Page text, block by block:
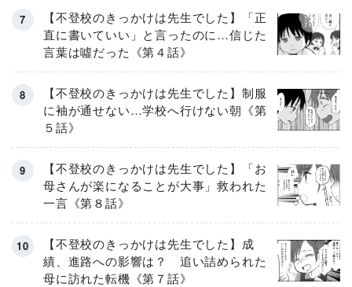
【不登校のきっかけは先生でした】「正
直に書いていい」と言ったのに…信じた
言葉は噓だった《第４話》
【不登校のきっかけは先生でした】制服
に袖が通せない…学校へ行けない朝《第
５話》
【不登校のきっかけは先生でした】「お
母さんが楽になることが大事」救われた
一言《第８話》
【不登校のきっかけは先生でした】成
績、進路への影響は？ 追い詰められた
母に訪れた転機《第７話》